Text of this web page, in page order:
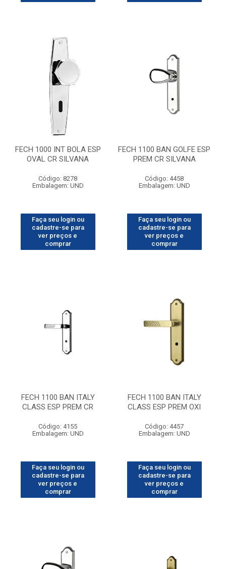
FECH 1000 INT BOLA ESP
OVAL CR SILVANA
Código: 8278
Embalagem: UND
Faça seu login ou
cadastre-se para
ver preços e
comprar
FECH 1100 BAN GOLFE ESP
PREM CR SILVANA
Código: 4458
Embalagem: UND
Faça seu login ou
cadastre-se para
ver preços e
comprar
FECH 1100 BAN ITALY
CLASS ESP PREM CR
Código: 4155
Embalagem: UND
Faça seu login ou
cadastre-se para
ver preços e
comprar
FECH 1100 BAN ITALY
CLASS ESP PREM OXI
Código: 4457
Embalagem: UND
Faça seu login ou
cadastre-se para
ver preços e
comprar